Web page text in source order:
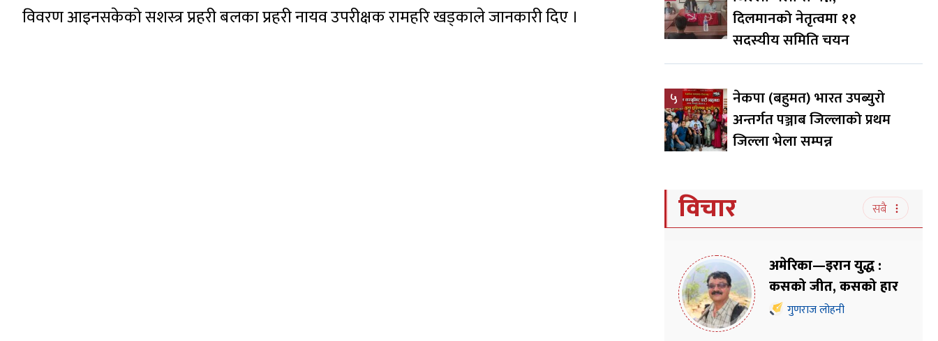
विवरण आइनसकेको सशस्त्र प्रहरी बलका प्रहरी नायव उपरीक्षक रामहरि खड्काले जानकारी दिए ।
दिलमानको नेतृत्वमा ११
सदस्यीय समिति चयन
५
नेकपा (बहुमत) भारत उपब्युरो
अन्तर्गत पञ्जाब जिल्लाको प्रथम
जिल्ला भेला सम्पन्न
विचार सबै
अमेरिका—इरान युद्ध :
कसको जीत, कसको हार
गुणराज लोहनी